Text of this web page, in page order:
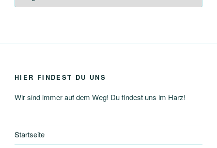
HIER FINDEST DU UNS
Wir sind immer auf dem Weg! Du findest uns im Harz!
Startseite